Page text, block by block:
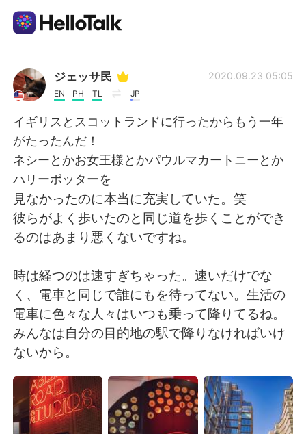
語学交換アプリ
AI Grammar Checker
日本語
English 简体中文
繁體中文 Español
العربية Français
Deutsch 한국어
Русский
Indonesia Italiano
Türkçe Tiếng Việt
ジェッサ民
EN PH TL JP
2020.09.23 05:05
イギリスとスコットランドに行ったからもう一年
がたったんだ！
ネシーとかお女王様とかパウルマカートニーとか
ハリーポッターを
見なかったのに本当に充実していた。笑
彼らがよく歩いたのと同じ道を歩くことができ
るのはあまり悪くないですね。
時は経つのは速すぎちゃった。速いだけでな
く、電車と同じで誰にもを待ってない。生活の
電車に色々な人々はいつも乗って降りてるね。
みんなは自分の目的地の駅で降りなければいけ
ないから。